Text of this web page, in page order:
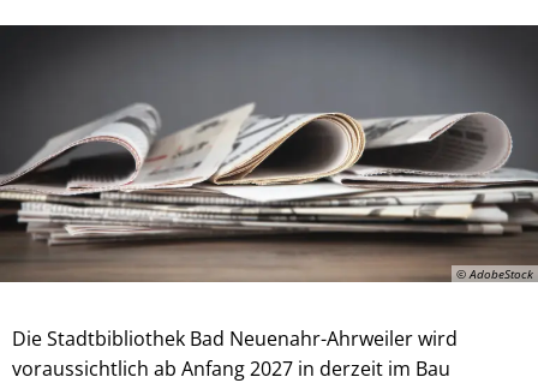
© AdobeStock
Die Stadtbibliothek Bad Neuenahr-Ahrweiler wird
voraussichtlich ab Anfang 2027 in derzeit im Bau